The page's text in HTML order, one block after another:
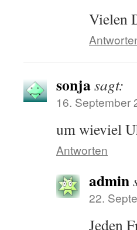
Vielen
sonjasagt:
16. September
um wieviel
Antworten
admin
22.
Jeden